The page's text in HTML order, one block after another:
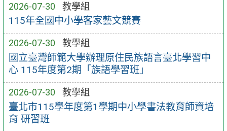
2026-07-30 教學組
115年全國中小學客家藝文競賽
2026-07-30 教學組
國立臺灣師範大學辦理原住民族語言臺北學習中
心 115年度第2期「族語學習班」
2026-07-30 教學組
臺北市115學年度第1學期中小學書法教育師資培
育 研習班